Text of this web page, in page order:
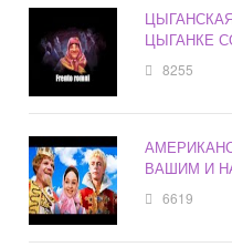
ЦЫГАНКЕ
8255
ВАШИМ И
6619